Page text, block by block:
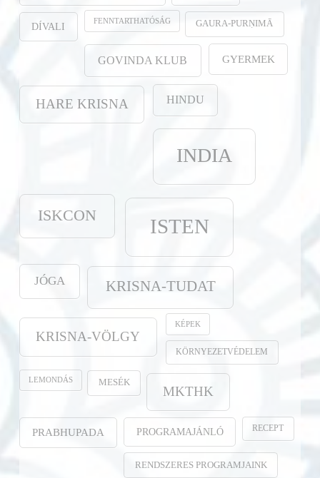
DÍVALI FENNTARTHATÓSÁG GAURA-PURṆIMĀ
GOVINDA KLUB GYERMEK
HARE KRISNA HINDU
INDIA
ISKCON ISTEN
JÓGA KRISNA-TUDAT
KRISNA-VÖLGY
KÉPEK
KÖRNYEZETVÉDELEM
LEMONDÁS MESÉK
MKTHK
PRABHUPADA PROGRAMAJÁNLÓ RECEPT
RENDSZERES PROGRAMJAINK